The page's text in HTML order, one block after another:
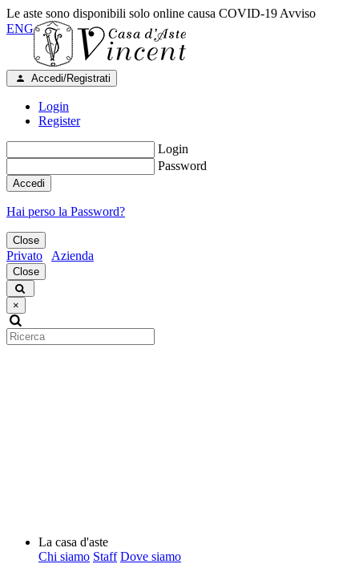
Le aste sono disponibili solo online causa COVID-19 Avviso
ENG
Accedi/Registrati
Login
Register
Login
Password
Accedi
Hai perso la Password?
Close
Privato Azienda
Close
×
La casa d'aste
Chi siamo Staff Dove siamo